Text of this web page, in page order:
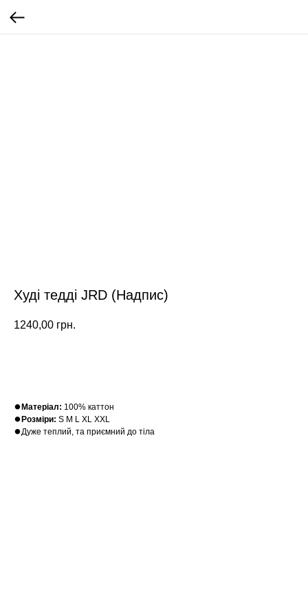
Худі тедді JRD (Надпис)
1240,00 грн.
⏺ Матеріал: 100% каттон
⏺ Розміри: S M L XL XXL
⏺Дуже теплий, та приємний до тіла